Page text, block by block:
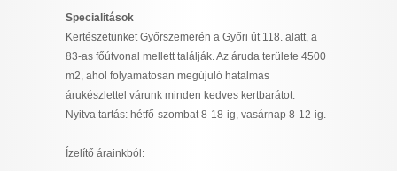
Specialitások
Kertészetünket Győrszemerén a Győri út 118. alatt, a
83-as főútvonal mellett találják. Az áruda területe 4500
m2, ahol folyamatosan megújuló hatalmas
árukészlettel várunk minden kedves kertbarátot.
Nyitva tartás: hétfő-szombat 8-18-ig, vasárnap 8-12-ig.
Ízelítő árainkból: